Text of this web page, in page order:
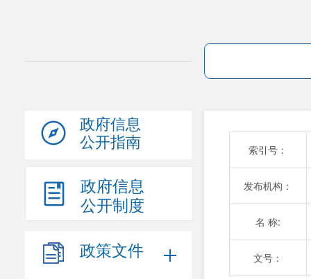
政府信息
公开指南
政府信息
公开制度
政策文件
索引号：
发布机构：
名 称:
文号：